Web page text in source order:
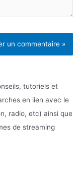
tutoriels et
en lien avec le
radio, etc) ainsi que
de streaming